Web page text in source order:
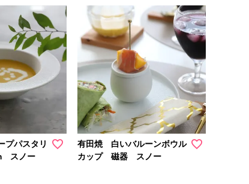
パスタリ
スノー
有田焼 白いバルーンボウル
カップ 磁器 スノー